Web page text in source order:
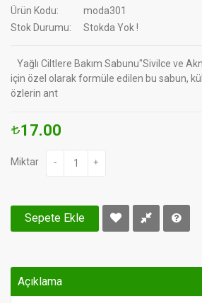
Ürün Kodu:
moda301
Stok Durumu:
Stokda Yok !
Yağlı Ciltlere Bakım Sabunu"Sivilce ve
için özel olarak formüle edilen bu sabun,
özlerin ant
17.00
Miktar - +
Sepete Ekle
Açıklama